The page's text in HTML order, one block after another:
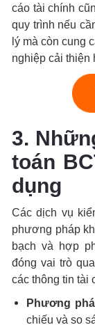
cáo tài chính
quy trình nếu
lý mà còn cung
nghiệp cải thiện
3.
toán
dụng
Các dịch vụ
phương pháp
bạch và hợp
đóng vai trò
các thông tin tài
Phương
chiếu và so